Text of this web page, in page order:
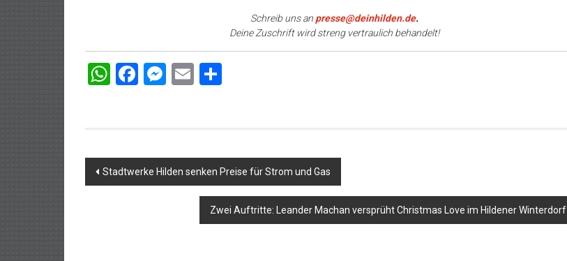
Schreib uns anpresse@deinhilden.de.
Deine Zuschrift wird streng vertraulich behandelt!
WhatsApp
Facebook
Messenger
Email
Beitragsnavigation
Stadtwerke Hilden senken Preise für Strom und Gas
Zwei Auftritte: Leander Machan versprüht Christmas Love im Hildener Winterdorf